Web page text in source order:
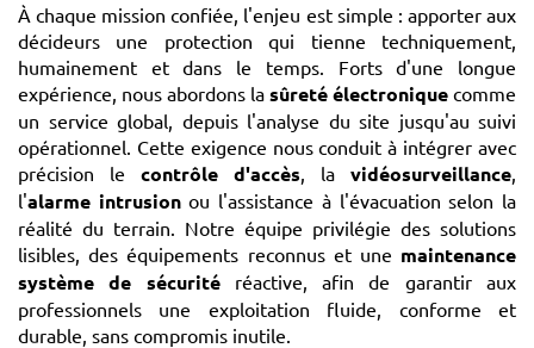
À chaque mission confiée, l'enjeu est simple : apporter aux
décideurs une protection qui tienne techniquement,
humainement et dans le temps. Forts d'une longue
expérience, nous abordons la sûreté électronique comme
un service global, depuis l'analyse du site jusqu'au suivi
opérationnel. Cette exigence nous conduit à intégrer avec
précision le contrôle d'accès , la vidéosurveillance
l'alarme intrusionou l'assistance à l'évacuation selon la
réalité du terrain. Notre équipe privilégie des solutions
lisibles, des équipements reconnus et une maintenance
système de sécuritéréactive, afin de garantir aux
professionnels une exploitation fluide, conforme et
durable, sans compromis inutile.